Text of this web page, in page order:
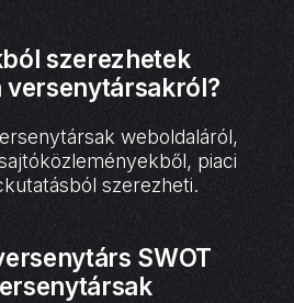
szerezhetek
weboldaláról,
piaci
szerezheti.
SWOT